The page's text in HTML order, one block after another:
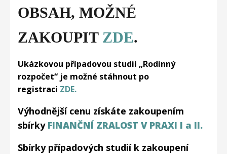
OBSAH, MOŽNÉ
ZAKOUPIT ZDE.
Ukázkovou případovou studii „Rodinný
rozpočet“ je možné stáhnout po
registraci ZDE.
Výhodnější cenu získáte zakoupením
sbírky FINANČNÍ ZRALOST V PRAXI I a II.
Sbírky případových studií k zakoupení